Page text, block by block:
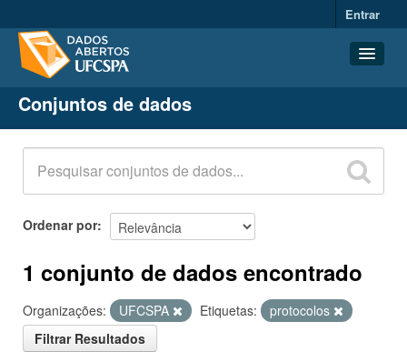
Entrar
Conjuntos de dados
Organizações
Grupos
Sobre
Conjuntos de dados
Ordenar por
1 conjunto de dados encontrado
Organizações: UFCSPA Etiquetas:
protocolos
Filtrar Resultados